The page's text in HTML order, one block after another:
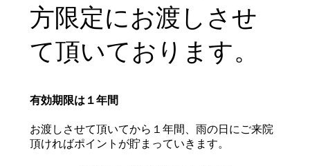
方限定にお渡しさせ
て頂いております。
有効期限は１年間
お渡しさせて頂いてから１年間、雨の日にご来院
頂ければポイントが貯まっていきます。